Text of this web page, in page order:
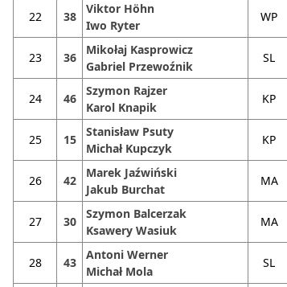
22 38
Viktor Höhn
Iwo Ryter
WP
23 36
Mikołaj Kasprowicz
Gabriel Przewoźnik
SL
24 46
Szymon Rajzer
Karol Knapik
KP
25 15
Stanisław Psuty
Michał Kupczyk
KP
26 42
Marek Jaźwiński
Jakub Burchat
MA
27 30
Szymon Balcerzak
Ksawery Wasiuk
MA
28 43
Antoni Werner
Michał Mola
SL